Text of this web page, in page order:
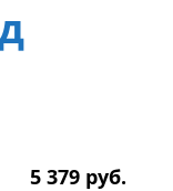
5 379 руб.